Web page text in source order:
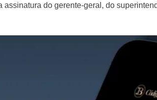
do gerente-geral, do